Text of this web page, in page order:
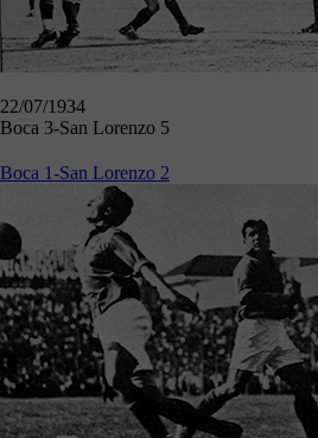
22/07/1934
Boca 3-San Lorenzo 5
Boca 1-San Lorenzo 2